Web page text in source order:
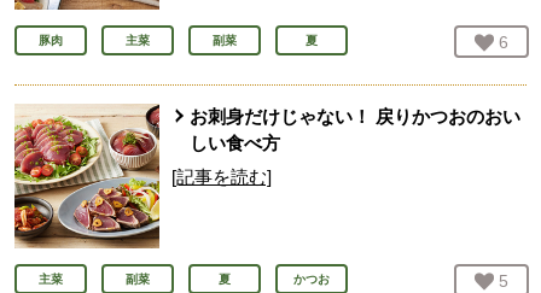
豚肉 主菜 副菜 夏 お気
6
お刺身だけじゃない！ 戻りかつおのおい
しい食べ方
[記事を読む]
主菜 副菜 夏 かつお お気
5